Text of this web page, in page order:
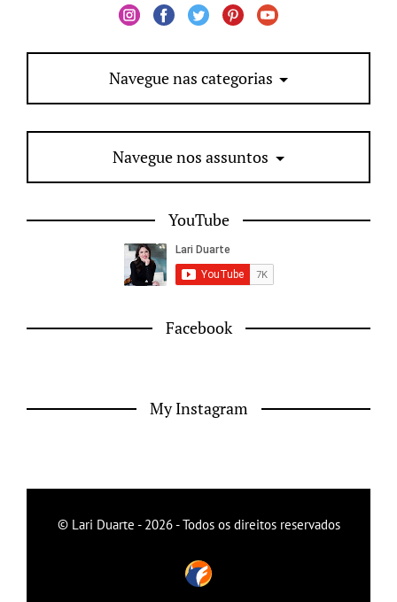
Navegue nas categorias
Navegue nos assuntos
YouTube
Facebook
My Instagram
© Lari Duarte - 2026 - Todos os direitos reservados